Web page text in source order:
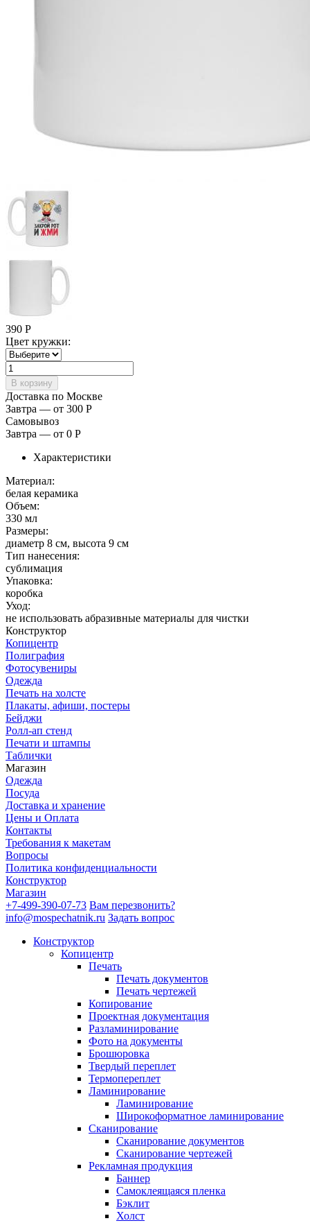
390 Р
Цвет кружки:
Доставка по Москве
Завтра — от 300 Р
Самовывоз
Завтра — от 0 Р
Характеристики
Материал:
белая керамика
Объем:
330 мл
Размеры:
диаметр 8 см, высота 9 см
Тип нанесения:
сублимация
Упаковка:
коробка
Уход:
не использовать абразивные материалы для чистки
Конструктор
Копицентр
Полиграфия
Фотосувениры
Одежда
Печать на холсте
Плакаты, афиши, постеры
Бейджи
Ролл-ап стенд
Печати и штампы
Таблички
Магазин
Одежда
Посуда
Доставка и хранение
Цены и Оплата
Контакты
Требования к макетам
Вопросы
Политика конфиденциальности
Конструктор
Магазин
+7-499-390-07-73 Вам перезвонить?
info@mospechatnik.ru Задать вопрос
Конструктор
Копицентр
Печать
Печать документов
Печать чертежей
Копирование
Проектная документация
Разламинирование
Фото на документы
Брошюровка
Твердый переплет
Термопереплет
Ламинирование
Ламинирование
Широкоформатное ламинирование
Сканирование
Сканирование документов
Сканирование чертежей
Рекламная продукция
Баннер
Самоклеящаяся пленка
Бэклит
Холст